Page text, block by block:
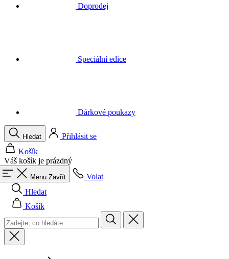
Váš košík je prázdný
Menu Zavřít
Volat
Hledat
Košík
Muži
Vše v kategorii Muži